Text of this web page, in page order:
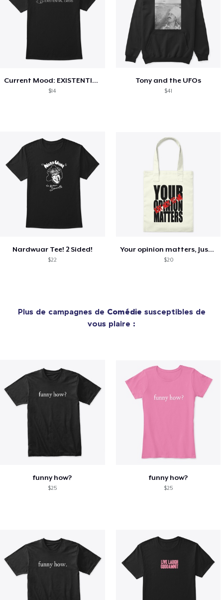
Current Mood: EXISTENTIAL CRISIS
$14
Tony and the UFOs
$41
Nardwuar Tee! 2 Sided!
$22
Your opinion matters, Just not to me!
$20
Plus de campagnes de Comédie susceptibles de
vous plaire :
funny how?
$25
funny how?
$25